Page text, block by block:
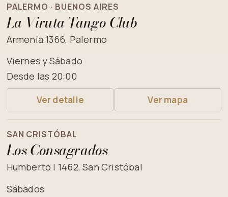
PALERMO · BUENOS AIRES
La Viruta Tango Club
Armenia 1366, Palermo
Viernes y Sábado
Desde las 20:00
Ver detalle Ver mapa
SAN CRISTÓBAL
Los Consagrados
Humberto I 1462, San Cristóbal
Sábados